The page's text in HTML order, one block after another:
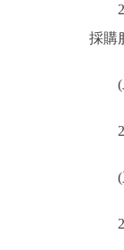
採購
(二
(三